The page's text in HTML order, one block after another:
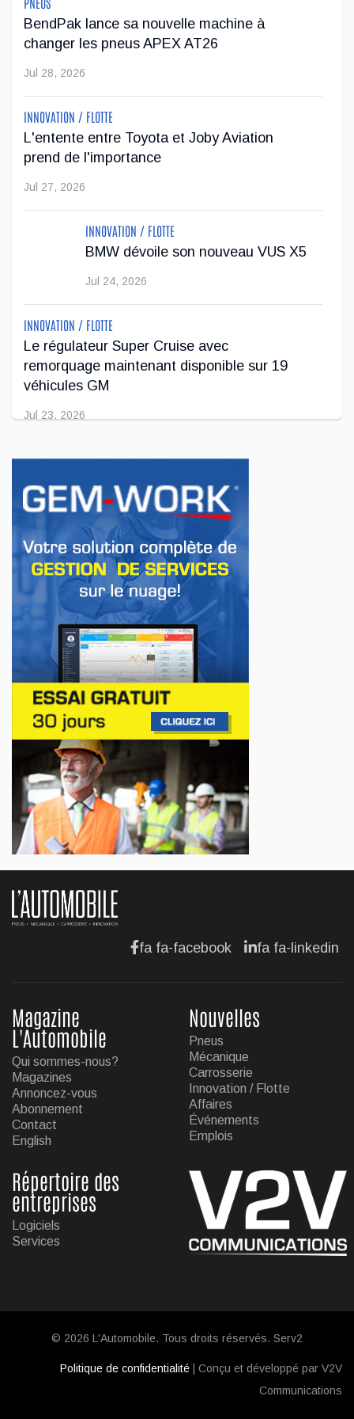
Mai 01, 2026
Genesis Canada s'associe à Lane Hutson des
Canadiens de Montréal
Genesis Canada poursuit son positionnement dans l'univers
du luxe et du sport professionnel en annonçant un nouveau
partenariat avec Lane Hutson, défenseur des Canadiens de
Montréal et lauréat ...
Avr 29, 2026
BendPak lance sa nouvelle machine à
changer les pneus APEX AT26
Jul 28, 2026
INNOVATION / FLOTTE
L'entente entre Toyota et Joby Aviation
prend de l'importance
Jul 27, 2026
INNOVATION / FLOTTE
BMW dévoile son nouveau VUS X5
Jul 24, 2026
INNOVATION / FLOTTE
Le régulateur Super Cruise avec
remorquage maintenant disponible sur 19
véhicules GM
Jul 23, 2026
INNOVATION / FLOTTE
en Europe
Jul 22, 2026
AFFAIRES
Premier contact avec le Lotus Eletre
Jul 14, 2026
AFFAIRES
Lotus célèbre l'arrivée de ses Eletre au
Canada
Jul 13, 2026
AFFAIRES
Maserati se recherche un partenaire
Jul 12, 2026
AFFAIRES
Hyundai dévoile sa nouvelle Elantra
Jul 11, 2026
fa fa-facebook fa fa-linkedin
Magazine
L'Automobile
Qui sommes-nous?
Magazines
Annoncez-vous
Abonnement
Contact
English
Nouvelles
Pneus
Mécanique
Carrosserie
Innovation / Flotte
Affaires
Événements
Emplois
Répertoire des
entreprises
Logiciels
Services
© 2026 L'Automobile. Tous droits réservés. Serv2
Politique de confidentialité | Conçu et développé par V2V
Communications